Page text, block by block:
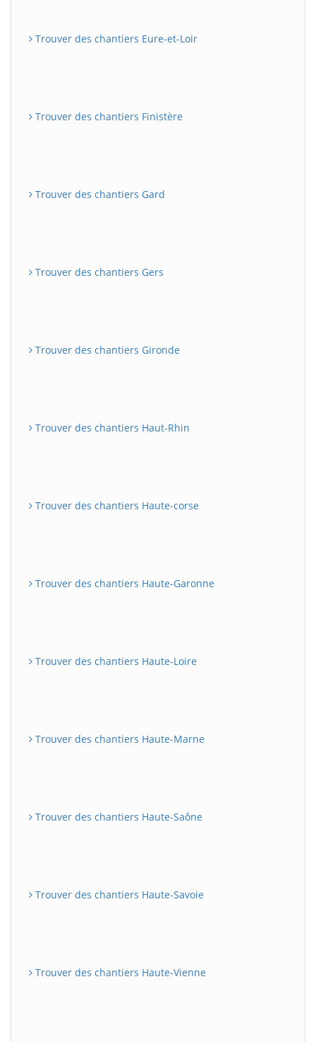
Trouver des chantiers Eure-et-Loir
Trouver des chantiers Finistère
Trouver des chantiers Gard
Trouver des chantiers Gers
Trouver des chantiers Gironde
Trouver des chantiers Haut-Rhin
Trouver des chantiers Haute-corse
Trouver des chantiers Haute-Garonne
Trouver des chantiers Haute-Loire
Trouver des chantiers Haute-Marne
Trouver des chantiers Haute-Saône
Trouver des chantiers Haute-Savoie
Trouver des chantiers Haute-Vienne